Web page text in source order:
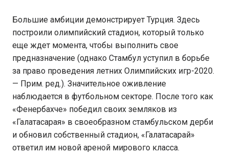
Большие амбиции демонстрирует Турция. Здесь
построили олимпийский стадион, который только
еще ждет момента, чтобы выполнить свое
предназначение (однако Стамбул уступил в борьбе
за право проведения летних Олимпийских игр-2020.
— Прим. ред.). Значительное оживление
наблюдается в футбольном секторе. После того как
«Фенербахче» победил своих земляков из
«Галатасарая» в своеобразном стамбульском дерби
и обновил собственный стадион, «Галатасарай»
ответил им новой ареной мирового класса.